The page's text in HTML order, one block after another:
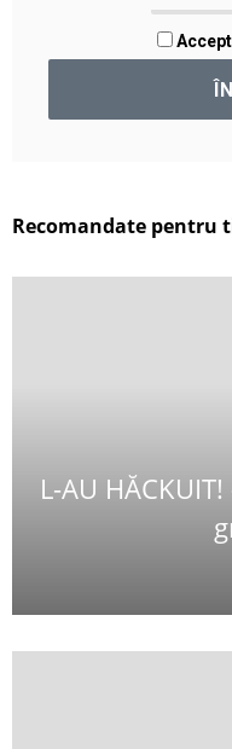
Recomandate pentru
L-AU